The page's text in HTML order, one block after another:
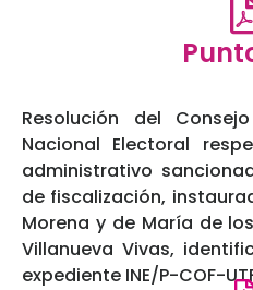
Resolución del
Nacional Electoral
administrativo
de fiscalización,
Morena y de María de
Villanueva Vivas,
expediente INE/P-COF-